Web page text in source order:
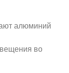
алюминий
во